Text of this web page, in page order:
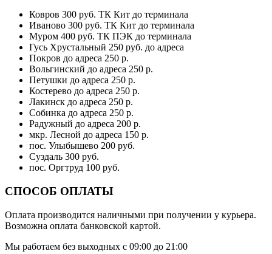
Ковров 300 руб. ТК Кит до терминала
Иваново 300 руб. ТК Кит до терминала
Муром 400 руб. ТК ПЭК до терминала
Гусь Хрустальный 250 руб. до адреса
Покров до адреса 250 р.
Вольгинский до адреса 250 р.
Петушки до адреса 250 р.
Костерево до адреса 250 р.
Лакинск до адреса 250 р.
Собинка до адреса 250 р.
Радужный до адреса 200 р.
мкр. Лесной до адреса 150 р.
пос. Улыбышево 200 руб.
Суздаль 300 руб.
пос. Оргтруд 100 руб.
СПОСОБ ОПЛАТЫ
Оплата производится наличными при получении у курьера.
Возможна оплата банковской картой.
Мы работаем без выходных с 09:00 до 21:00